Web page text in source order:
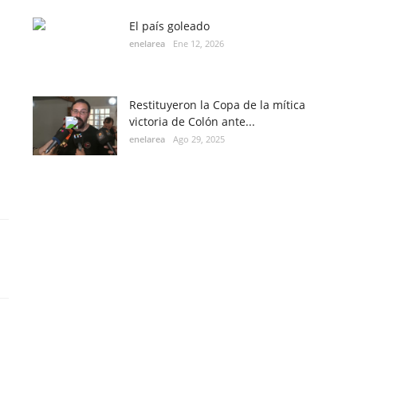
El país goleado
enelarea Ene 12, 2026
Restituyeron la Copa de la mítica
victoria de Colón ante...
enelarea Ago 29, 2025